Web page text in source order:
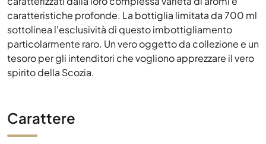
caratteristiche profonde. La bottiglia limitata da 700 ml
sottolinea l'esclusività di questo imbottigliamento
particolarmente raro. Un vero oggetto da collezione e un
tesoro per gli intenditori che vogliono apprezzare il vero
spirito della Scozia.
Carattere